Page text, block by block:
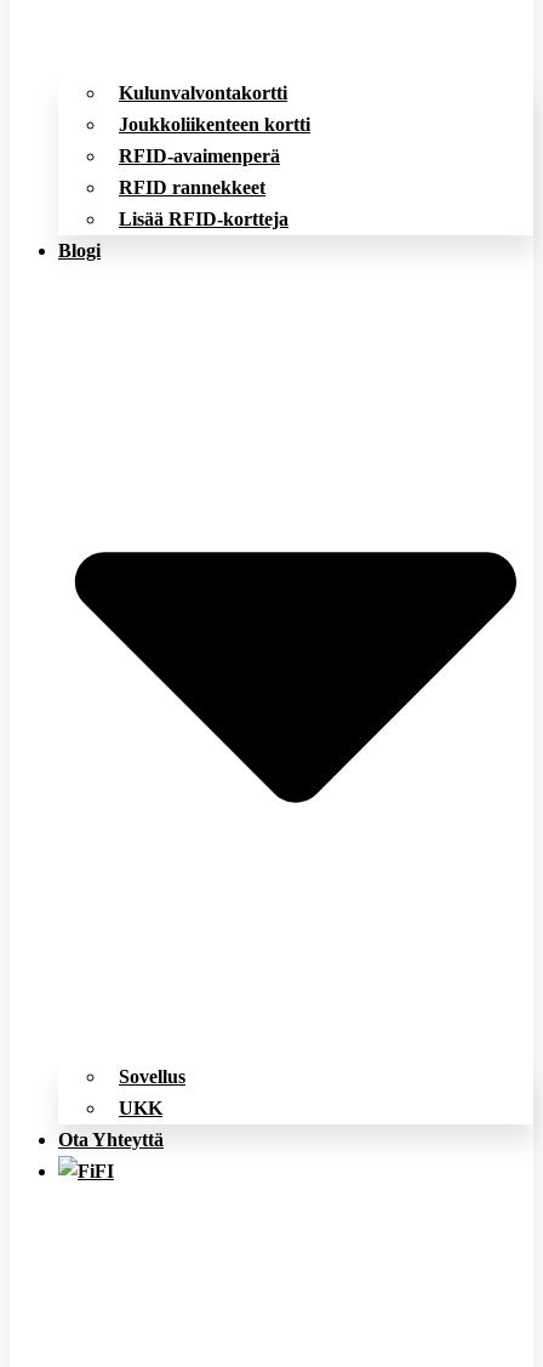
Kulunvalvontakortti
Joukkoliikenteen kortti
RFID-avaimenperä
RFID rannekkeet
Lisää RFID-kortteja
Blogi
Sovellus
UKK
Ota Yhteyttä
FI